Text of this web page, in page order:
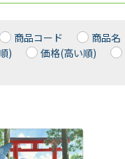
商品コード 商品名
)
価格(高い順)